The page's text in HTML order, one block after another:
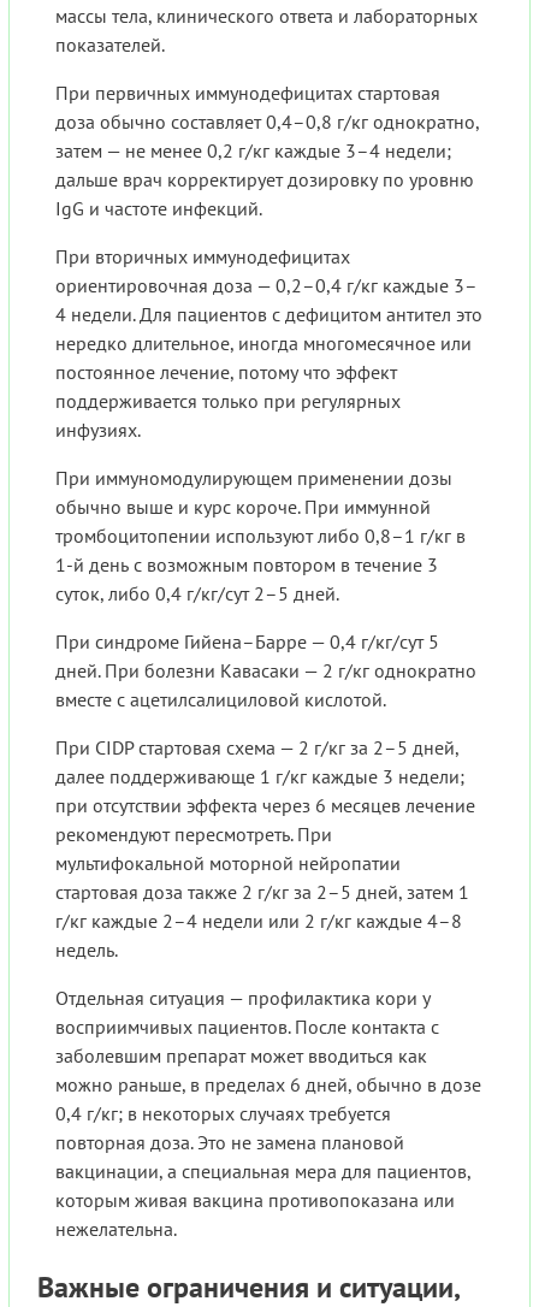
массы тела, клинического ответа и лабораторных
показателей.
При первичных иммунодефицитах стартовая
доза обычно составляет 0,4–0,8 г/кг однократно,
затем — не менее 0,2 г/кг каждые 3–4 недели;
дальше врач корректирует дозировку по уровню
IgG и частоте инфекций.
При вторичных иммунодефицитах
ориентировочная доза — 0,2–0,4 г/кг каждые 3–
4 недели. Для пациентов с дефицитом антител это
нередко длительное, иногда многомесячное или
постоянное лечение, потому что эффект
поддерживается только при регулярных
инфузиях.
При иммуномодулирующем применении дозы
обычно выше и курс короче. При иммунной
тромбоцитопении используют либо 0,8–1 г/кг в
1-й день с возможным повтором в течение 3
суток, либо 0,4 г/кг/сут 2–5 дней.
При синдроме Гийена–Барре — 0,4 г/кг/сут 5
дней. При болезни Кавасаки — 2 г/кг однократно
вместе с ацетилсалициловой кислотой.
При CIDP стартовая схема — 2 г/кг за 2–5 дней,
далее поддерживающе 1 г/кг каждые 3 недели;
при отсутствии эффекта через 6 месяцев лечение
рекомендуют пересмотреть. При
мультифокальной моторной нейропатии
стартовая доза также 2 г/кг за 2–5 дней, затем 1
г/кг каждые 2–4 недели или 2 г/кг каждые 4–8
недель.
Отдельная ситуация — профилактика кори у
восприимчивых пациентов. После контакта с
заболевшим препарат может вводиться как
можно раньше, в пределах 6 дней, обычно в дозе
0,4 г/кг; в некоторых случаях требуется
повторная доза. Это не замена плановой
вакцинации, а специальная мера для пациентов,
которым живая вакцина противопоказана или
нежелательна.
Важные ограничения и ситуации,